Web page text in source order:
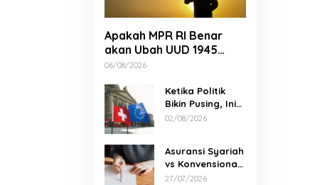
Apakah MPR RI Benar
akan Ubah UUD 1945
Tahun Ini? Tuntas!
06/08/2026
Ketika Politik
Bikin Pusing, Ini
yang Bikin
02/08/2026
Asuransi Syariah
vs Konvensional:
Rahasia Hemat
27/07/2026